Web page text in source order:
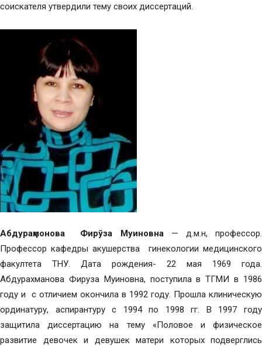
соискателя утвердили тему своих диссертаций.
Абдураҳмонова Фирўза Муиновна— д.м.н, профессор.
Профессор кафедры акушерства гинекологии медицинского
факултета ТНУ. Дата рождения- 22 мая 1969 года.
Абдурахманова Фируза Муиновна, поступила в ТГМИ в 1986
году и с отличием окончила в 1992 году. Прошла клиническую
ординатуру, аспирантуру с 1994 по 1998 гг. В 1997 году
защитила диссертацию на тему «Половое и физическое
развитие девочек и девушек матери которых подверглись